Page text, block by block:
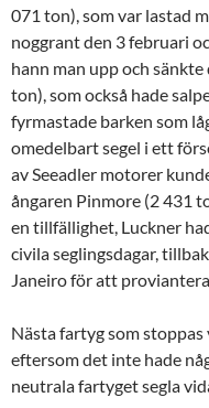
071 ton), som var lastad
noggrant den 3 februari
hann man upp och
ton), som också hade
fyrmastade barken som
omedelbart segel i ett
av Seeadler motorer
ångaren Pinmore (2 431
en tillfällighet, Luckner
civila seglingsdagar,
Janeiro för att
Nästa fartyg som stoppas
eftersom det inte hade
neutrala fartyget segla